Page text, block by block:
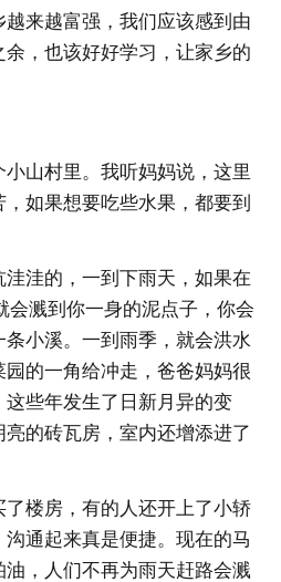
来越富强，我们应该感到由
，也该好好学习，让家乡的
山村里。我听妈妈说，这里
如果想要吃些水果，都要到
洼洼的，一到下雨天，如果在
会溅到你一身的泥点子，你会
小溪。一到雨季，就会洪水
的一角给冲走，爸爸妈妈很
些年发生了日新月异的变
的砖瓦房，室内还增添进了
楼房，有的人还开上了小轿
通起来真是便捷。现在的马
，人们不再为雨天赶路会溅